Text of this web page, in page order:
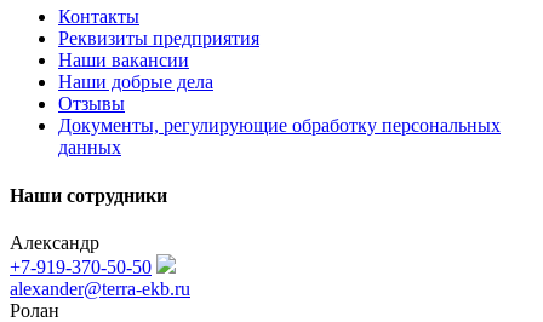
Контакты
Реквизиты предприятия
Наши вакансии
Наши добрые дела
Отзывы
Документы, регулирующие обработку персональных
данных
Наши сотрудники
Александр
+7-919-370-50-50
alexander@terra-ekb.ru
Ролан